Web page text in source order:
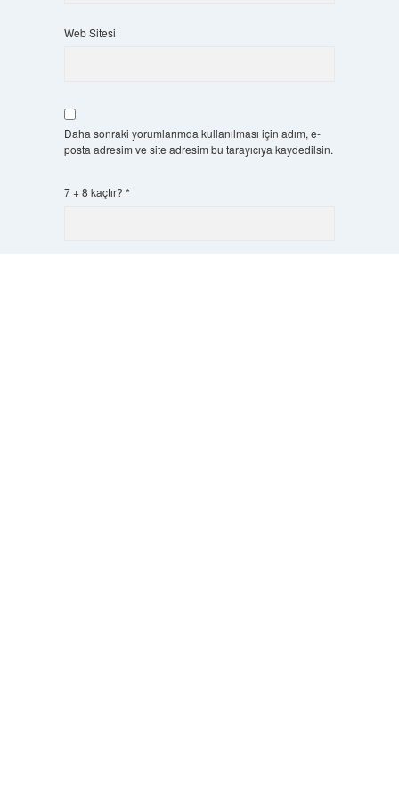
Web Sitesi
Daha sonraki yorumlarımda kullanılması için adım, e-
posta adresim ve site adresim bu tarayıcıya kaydedilsin.
7 + 8 kaçtır? *